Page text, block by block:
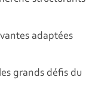
adaptées
grands défis du